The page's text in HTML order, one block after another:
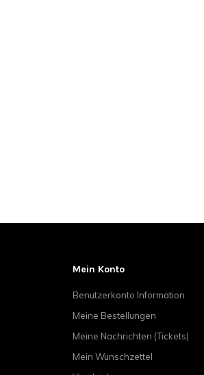
Mein Konto
Benutzerkonto Information
Meine Bestellungen
Meine Nachrichten (Tickets)
Mein Wunschzettel